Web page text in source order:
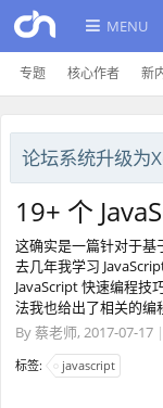
MENU
专题 核心作者 新
论坛系统升级为
19+ 个
这确实是一篇针对于基
去几年我学习
JavaScript 快速编程技
法我也给出了相关的编
By蔡老师, 2017-07-17 |
标签: javascript